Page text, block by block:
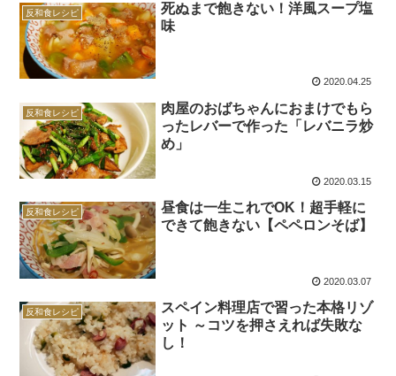
反和食レシピ
死ぬまで飽きない！洋風スープ塩
味
2020.04.25
反和食レシピ
肉屋のおばちゃんにおまけでもら
ったレバーで作った「レバニラ炒
め」
2020.03.15
反和食レシピ
昼食は一生これでOK！超手軽に
できて飽きない【ペペロンそば】
2020.03.07
反和食レシピ
スペイン料理店で習った本格リゾ
ット ～コツを押さえれば失敗な
し！